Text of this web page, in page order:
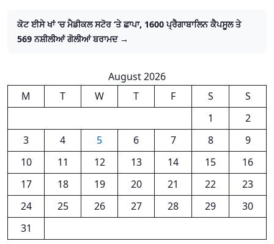
ਕੋਟ ਈਸੇ ਖਾਂ ‘ਚ ਮੈਡੀਕਲ ਸਟੋਰ ‘ਤੇ ਛਾਪਾ, 1600 ਪ੍ਰੈਗਾਬਾਲਿਨ ਕੈਪਸੂਲ ਤੇ
569 ਨਸ਼ੀਲੀਆਂ ਗੋਲੀਆਂ ਬਰਾਮਦ →
August 2026
M
T W T F S
S
1
2
3
4 5 6 7 8
9
10
11 12 13 14 15
16
17
18 19 20 21 22
23
24
25 26 27 28 29
30
31